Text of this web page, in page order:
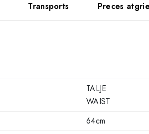
Transports Preces
TALJE
WAIST
64cm